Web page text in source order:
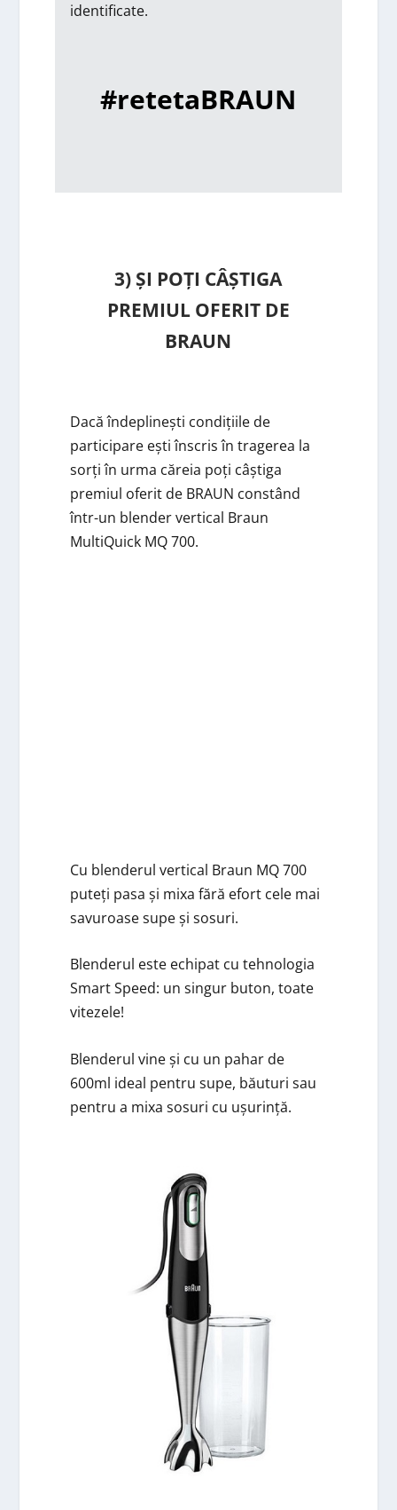
identificate.
#retetaBRAUN
3) ȘI POȚI CÂȘTIGA
PREMIUL OFERIT DE
BRAUN
Dacă îndeplinești condițiile de
participare ești înscris în tragerea la
sorți în urma căreia poți câștiga
premiul oferit de BRAUN constând
într-un blender vertical Braun
MultiQuick MQ 700.
Cu blenderul vertical Braun MQ 700
puteți pasa și mixa fără efort cele mai
savuroase supe și sosuri.
Blenderul este echipat cu tehnologia
Smart Speed: un singur buton, toate
vitezele!
Blenderul vine și cu un pahar de
600ml ideal pentru supe, băuturi sau
pentru a mixa sosuri cu ușurință.